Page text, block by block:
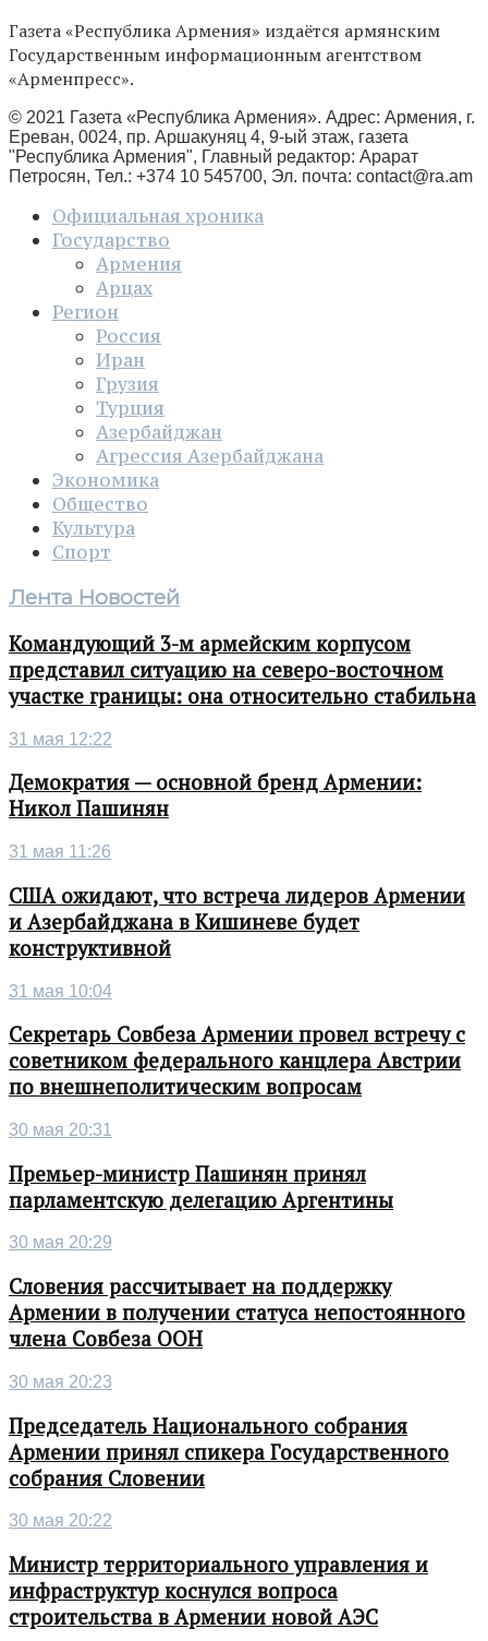
Газета «Республика Армения» издаётся армянским
Государственным информационным агентством
«Арменпресс».
© 2021 Газета «Республика Армения». Адрес: Армения, г.
Ереван, 0024, пр. Аршакуняц 4, 9-ый этаж, газета
"Республика Армения", Главный редактор: Арарат
Петросян, Тел.: +374 10 545700, Эл. почта: contact@ra.am
Официальная хроника
Государство
Армения
Арцах
Регион
Россия
Иран
Грузия
Турция
Азербайджан
Агрессия Азербайджана
Экономика
Общество
Культура
Спорт
Лента Новостей
Командующий 3-м армейским корпусом
представил ситуацию на северо-восточном
участке границы: она относительно стабильна
31 мая 12:22
Демократия — основной бренд Армении:
Никол Пашинян
31 мая 11:26
США ожидают, что встреча лидеров Армении
и Азербайджана в Кишиневе будет
конструктивной
31 мая 10:04
Секретарь Совбеза Армении провел встречу с
советником федерального канцлера Австрии
по внешнеполитическим вопросам
30 мая 20:31
Премьер-министр Пашинян принял
парламентскую делегацию Аргентины
30 мая 20:29
Словения рассчитывает на поддержку
Армении в получении статуса непостоянного
члена Совбеза ООН
30 мая 20:23
Председатель Национального собрания
Армении принял спикера Государственного
собрания Словении
30 мая 20:22
Министр территориального управления и
инфраструктур коснулся вопроса
строительства в Армении новой АЭС